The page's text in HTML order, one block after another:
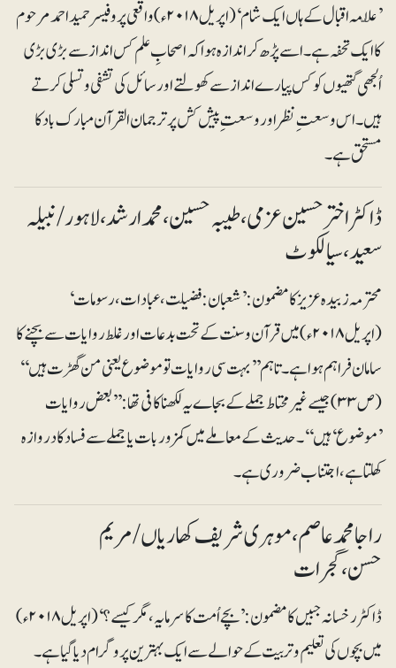
’علّامہ اقبال کے ہاں ایک شام‘ (اپریل ۲۰۱۸ء) واقعی پروفیسر حمید احمد مرحوم
کا ایک تحفہ ہے۔ اسے پڑھ کر اندازہ ہوا کہ اصحابِ علم کس انداز سے بڑی بڑی
اُلجھی گتھیوں کو کس پیارے انداز سے کھولتے اور سائل کی تشفی و تسلی کرتے
ہیں۔ اس وسعت ِ نظر اور وسعت ِ پیش کش پر ترجمان القرآن مبارک باد کا
مستحق ہے۔
ڈاکٹر اختر حسین عزمی ، طیبہ حسین، محمد ارشد ،لاہور/ نبیلہ
سعید ، سیالکوٹ
محترمہ زبیدہ عزیز کا مضمون : ’شعبان: فضیلت، عبادات، رسومات ‘
(اپریل ۲۰۱۸ء) میں قرآن و سنت کے تحت بدعات اور غلط روایات سے بچنے کا
سامان فراہم ہوا ہے۔ تاہم ’’بہت سی روایات تو موضوع یعنی من گھڑت ہیں‘‘
(ص ۳۳) جیسے غیرمحتاط جملے کے بجاے یہ لکھنا کافی تھا: ’’بعض روایات
’موضوع‘ ہیں‘‘۔ حدیث کے معاملے میں کمزور بات یا جملے سے فساد کا دروازہ
کھلتا ہے، اجتناب ضروری ہے۔
راجا محمد عاصم ، موہری شریف کھاریاں/ مریم
حسن،گجرات
ڈاکٹر رخسانہ جبیں کا مضمون: ’بچے اُمت کا سرمایہ، مگر کیسے؟‘(اپریل ۲۰۱۸ء)
میں بچوں کی تعلیم و تربیت کے حوالے سے ایک بہترین پروگرام دیا گیا ہے۔